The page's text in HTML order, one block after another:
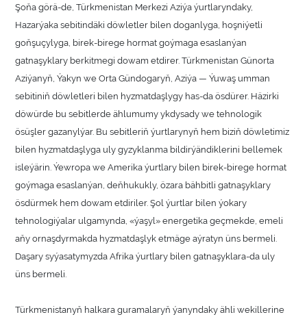
Şoňa görä-de, Türkmenistan Merkezi Aziýa ýurtlaryndaky,
Hazarýaka sebitindäki döwletler bilen doganlyga, hoşniýetli
goňşuçylyga, birek-birege hormat goýmaga esaslanýan
gatnaşyklary berkitmegi dowam etdirer. Türkmenistan Günorta
Aziýanyň, Ýakyn we Orta Gündogaryň, Aziýa — Ýuwaş umman
sebitiniň döwletleri bilen hyzmatdaşlygy has-da ösdürer. Häzirki
döwürde bu sebitlerde ählumumy ykdysady we tehnologik
ösüşler gazanylýar. Bu sebitleriň ýurtlarynyň hem biziň döwletimiz
bilen hyzmatdaşlyga uly gyzyklanma bildirýändiklerini bellemek
isleýärin. Ýewropa we Amerika ýurtlary bilen birek-birege hormat
goýmaga esaslanýan, deňhukukly, özara bähbitli gatnaşyklary
ösdürmek hem dowam etdiriler. Şol ýurtlar bilen ýokary
tehnologiýalar ulgamynda, «ýaşyl» energetika geçmekde, emeli
aňy ornaşdyrmakda hyzmatdaşlyk etmäge aýratyn üns bermeli.
Daşary syýasatymyzda Afrika ýurtlary bilen gatnaşyklara-da uly
üns bermeli.
Türkmenistanyň halkara guramalaryň ýanyndaky ähli wekillerine